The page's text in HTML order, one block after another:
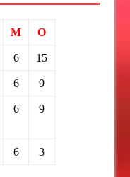
М О
6 15
6 9
6 9
6 3